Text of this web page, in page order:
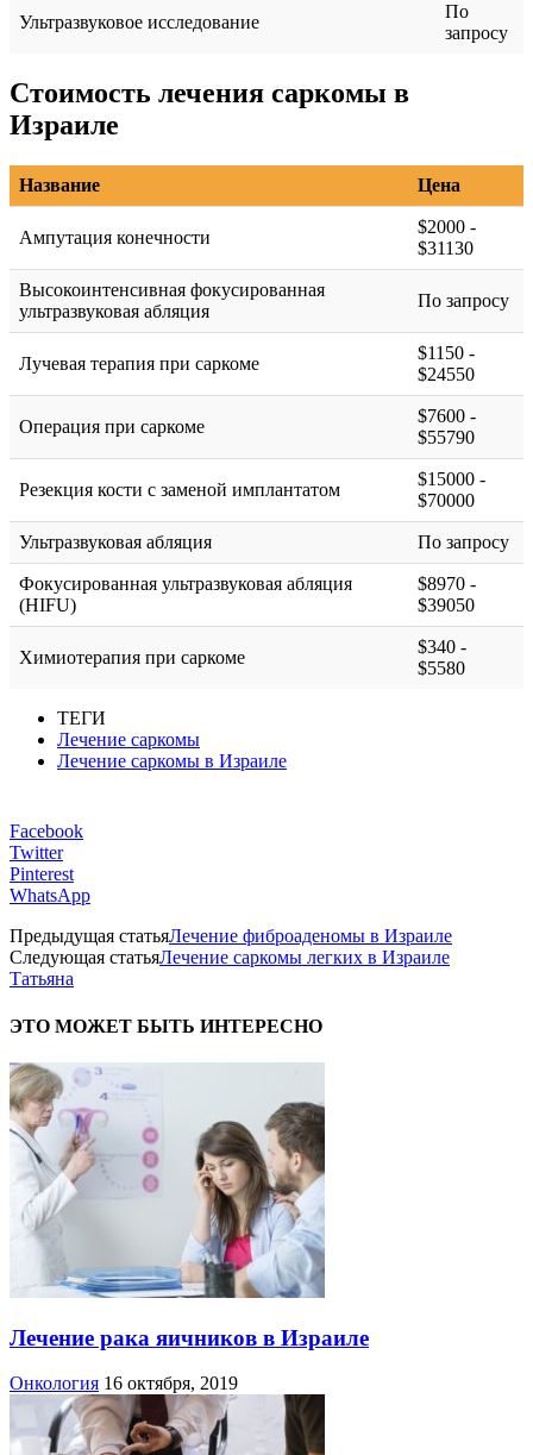
Ультразвуковое исследование
По
запросу
Стоимость лечения саркомы в
Израиле
Название Цена
Ампутация конечности
$2000 -
$31130
Высокоинтенсивная фокусированная
ультразвуковая абляция
По запросу
Лучевая терапия при саркоме
$1150 -
$24550
Операция при саркоме
$7600 -
$55790
Резекция кости с заменой имплантатом
$15000 -
$70000
Ультразвуковая абляция По запросу
Фокусированная ультразвуковая абляция
(HIFU)
$8970 -
$39050
Химиотерапия при саркоме
$340 -
$5580
ТЕГИ
Лечение саркомы
Лечение саркомы в Израиле
Facebook
Twitter
Pinterest
WhatsApp
Предыдущая статьяЛечение фиброаденомы в Израиле
Следующая статьяЛечение саркомы легких в Израиле
Татьяна
ЭТО МОЖЕТ БЫТЬ ИНТЕРЕСНО
Лечение рака яичников в Израиле
Онкология 16 октября, 2019